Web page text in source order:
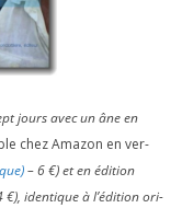
jours avec un âne en
chez Amazon en ver­
–6€) et en édi­tion
€), iden­tique à l’é­di­tion ori­